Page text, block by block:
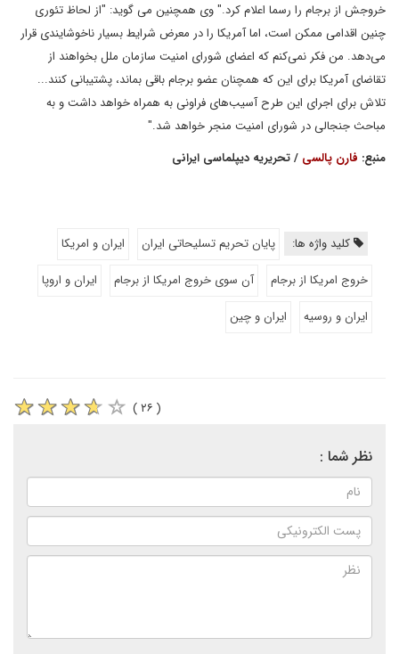
خروجش از برجام را رسما اعلام کرد." وی همچنین می گوید: "از لحاظ تئوری
چنین اقدامی ممکن است، اما آمریکا را در معرض شرایط بسیار ناخوشایندی قرار
می‌دهد. من فکر نمی‌کنم که اعضای شورای امنیت سازمان ملل بخواهند از
تقاضای آمریکا برای این که همچنان عضو برجام باقی بماند، پشتیبانی کنند...
تلاش برای اجرای این طرح آسیب‌های فراونی به همراه خواهد داشت و به
مباحث جنجالی در شورای امنیت منجر خواهد شد."
منبع: فارن پالسی / تحریریه دیپلماسی ایرانی
کلید واژه ها: پایان تحریم تسلیحاتی ایران
ایران و امریکا
خروج امریکا از برجام
آن سوی خروج امریکا از برجام
ایران و اروپا
ایران و روسیه
ایران و چین
( ۲۶ )
نظر شما :